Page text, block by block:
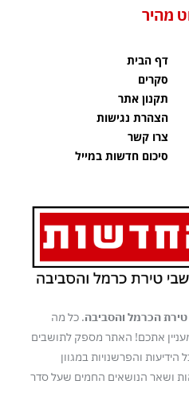
מהיר
דף הבית
סקרים
תקנון אתר
הצהרת נגישות
צרו קשר
סיכום חדשות במייל
הכרמל והסביבה. כל מה
אתכם! האתר מספק לתושבים
והפרשנויות במגוון
ושאר הנושאים החמים שעל סדר